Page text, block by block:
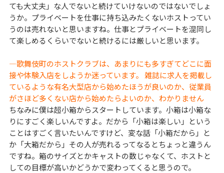
ても大丈夫」な人でないと続けていけないのではないでしょ
うか。プライベートを仕事に持ち込みたくないホストってい
うのは売れないと思いますね。仕事とプライベートを混同し
て楽しめるくらいでないと続けるには厳しいと思います。
―歌舞伎町のホストクラブは、あまりにも多すぎてどこに面
接や体験入店をしようか迷っています。 雑誌に求人を掲載し
ているような有名大型店から始めたほうが良いのか、従業員
がさほど多くない店から始めたらよいのか、わかりません
ちなみに僕は超小箱からスタートしています。小箱は小箱な
りにすごく楽しいんですよ。だから「小箱は楽しい」という
ことはすごく言いたいんですけど、変な話「小箱だから」と
か「大箱だから」その人が売れるってなるとちょっと違うん
ですね。箱のサイズとかキャストの数じゃなくて、ホストと
しての目標が高いかどうかで変わってくると思うので。